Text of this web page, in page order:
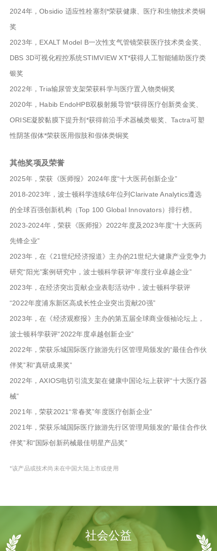
2024年，Obsidio 适应性栓塞剂*荣获健康、医疗和生物技术类铜
奖
2023年，EXALT Model B一次性支气管镜荣获医疗技术类金奖、
DBS 3D可视化程控系统STIMVIEW XT*获得人工智能辅助医疗类
银奖
2022年，Tria输尿管支架荣获科学与医疗置入物类铜奖
2020年，Habib EndoHPB双极射频导管*获得医疗创新类金奖、
ORISE凝胶黏膜下提升剂*获得前沿手术器械类银奖、Tactra可塑
性阴茎假体*荣获医用假肢和假体类铜奖
其他奖项及荣誉
2025年，荣获《医师报》2024年度“十大医药创新企业”
2018-2023年，波士顿科学连续6年位列Clarivate Analytics遵选
的全球百强创新机构（Top 100 Global Innovators）排行榜。
2023-2024年，荣获《医师报》2022年度及2023年度“十大医药
先锋企业”
2023年，在《21世纪经济报道》主办的21世纪大健康产业竞争力
研究“阳光”案例研究中，波士顿科学获评“年度行业卓越企业”
2023年，在经济突出贡献企业表彰活动中，波士顿科学获评
“2022年度浦东新区高成长性企业突出贡献20强”
2023年，在《经济观察报》主办的第五届全球商业领袖论坛上，
波士顿科学获评“2022年度卓越创新企业”
2022年，荣获乐城国际医疗旅游先行区管理局颁发的“最佳合作伙
伴奖”和“真研成果奖”
2022年，AXIOS电切引流支架在健康中国论坛上获评“十大医疗器
械”
2021年，荣获2021“常春奖”年度医疗创新企业”
2021年，荣获乐城国际医疗旅游先行区管理局颁发的“最佳合作伙
伴奖”和“国际创新药械最佳明星产品奖”
*该产品或技术尚未在中国大陆上市或使用
社会公益